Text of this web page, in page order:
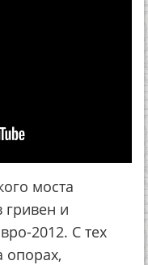
моста
гривен и
2012. С тех
опорах,